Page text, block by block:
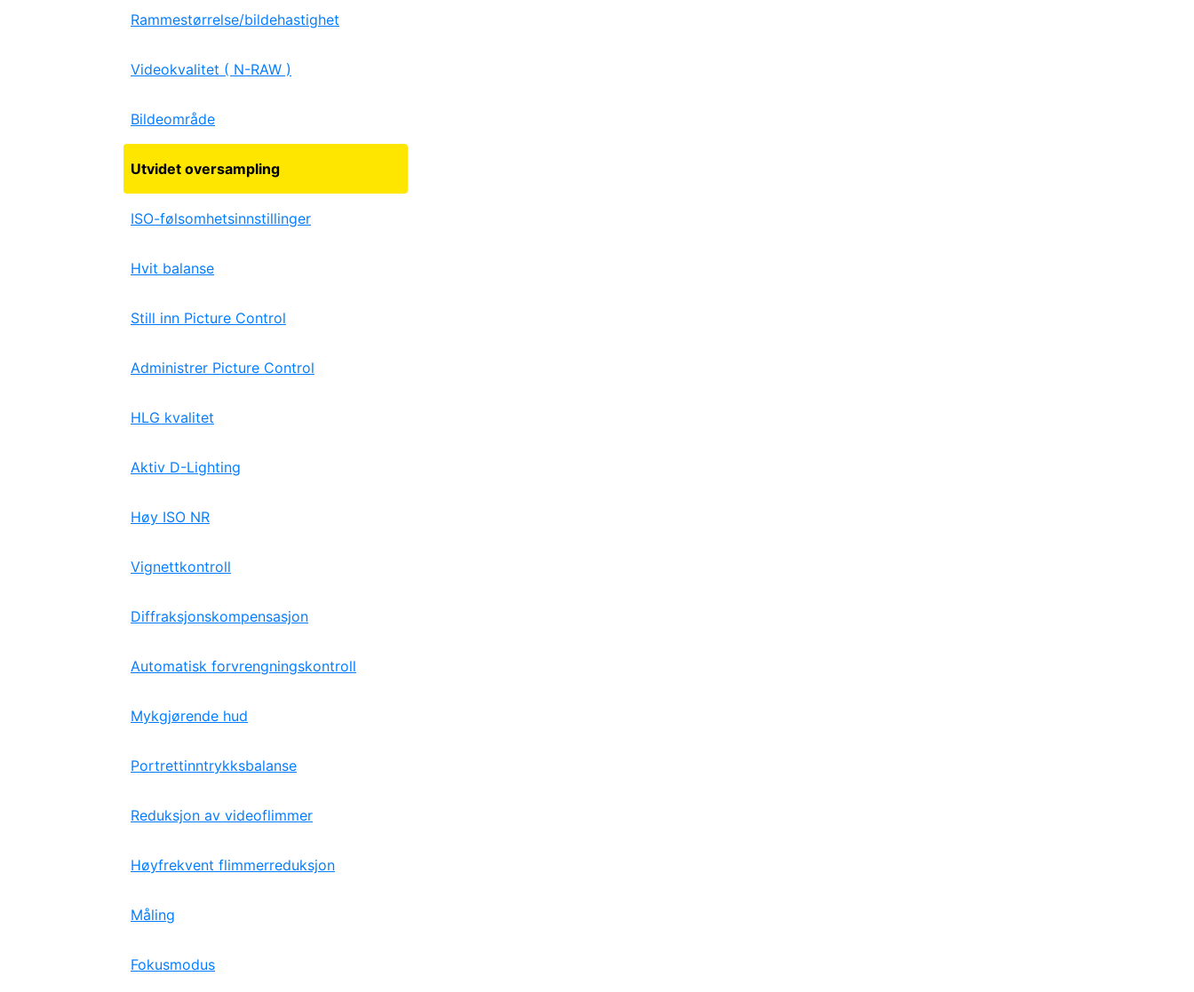
Rammestørrelse/bildehastighet
Videokvalitet ( N-RAW )
Bildeområde
Utvidet oversampling
ISO-følsomhetsinnstillinger
Hvit balanse
Still inn Picture Control
Administrer Picture Control
HLG kvalitet
Aktiv D-Lighting
Høy ISO NR
Vignettkontroll
Diffraksjonskompensasjon
Automatisk forvrengningskontroll
Mykgjørende hud
Portrettinntrykksbalanse
Reduksjon av videoflimmer
Høyfrekvent flimmerreduksjon
Måling
Fokusmodus